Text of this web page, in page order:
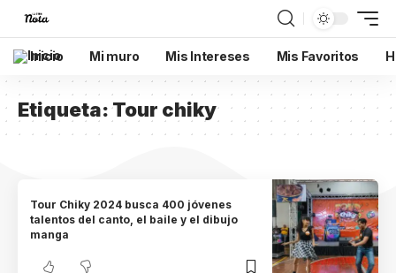
Inicio Mi muro Mis Intereses Mis Favoritos
Etiqueta:Tour chiky
Tour Chiky 2024 busca 400 jóvenes
talentos del canto, el baile y el dibujo
manga